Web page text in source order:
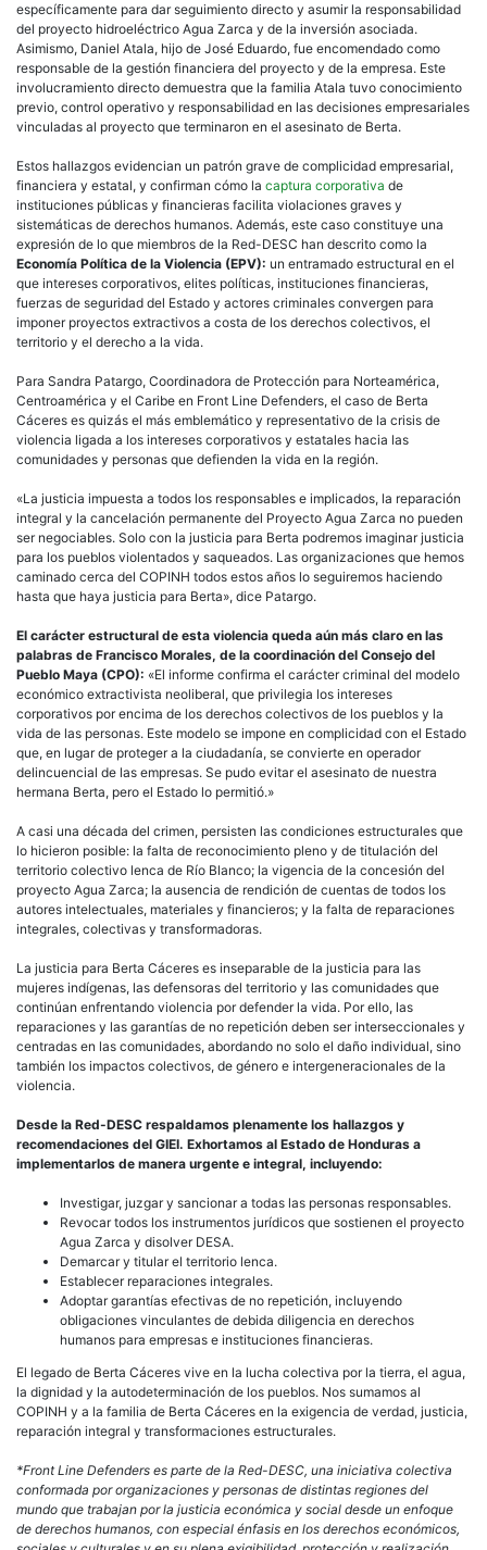
específicamente para dar seguimiento directo y asumir la responsabilidad
del proyecto hidroeléctrico Agua Zarca y de la inversión asociada.
Asimismo, Daniel Atala, hijo de José Eduardo, fue encomendado como
responsable de la gestión financiera del proyecto y de la empresa. Este
involucramiento directo demuestra que la familia Atala tuvo conocimiento
previo, control operativo y responsabilidad en las decisiones empresariales
vinculadas al proyecto que terminaron en el asesinato de Berta.
Estos hallazgos evidencian un patrón grave de complicidad empresarial,
financiera y estatal, y confirman cómo la captura corporativa de
instituciones públicas y financieras facilita violaciones graves y
sistemáticas de derechos humanos. Además, este caso constituye una
expresión de lo que miembros de la Red-DESC han descrito como la
Economía Política de la Violencia (EPV): un entramado estructural en el
que intereses corporativos, elites políticas, instituciones financieras,
fuerzas de seguridad del Estado y actores criminales convergen para
imponer proyectos extractivos a costa de los derechos colectivos, el
territorio y el derecho a la vida.
Para Sandra Patargo, Coordinadora de Protección para Norteamérica,
Centroamérica y el Caribe en Front Line Defenders, el caso de Berta
Cáceres es quizás el más emblemático y representativo de la crisis de
violencia ligada a los intereses corporativos y estatales hacia las
comunidades y personas que defienden la vida en la región.
«La justicia impuesta a todos los responsables e implicados, la reparación
integral y la cancelación permanente del Proyecto Agua Zarca no pueden
ser negociables. Solo con la justicia para Berta podremos imaginar justicia
para los pueblos violentados y saqueados. Las organizaciones que hemos
caminado cerca del COPINH todos estos años lo seguiremos haciendo
hasta que haya justicia para Berta», dice Patargo.
El carácter estructural de esta violencia queda aún más claro en las
palabras de Francisco Morales, de la coordinación del Consejo del
Pueblo Maya (CPO): «El informe confirma el carácter criminal del modelo
económico extractivista neoliberal, que privilegia los intereses
corporativos por encima de los derechos colectivos de los pueblos y la
vida de las personas. Este modelo se impone en complicidad con el Estado
que, en lugar de proteger a la ciudadanía, se convierte en operador
delincuencial de las empresas. Se pudo evitar el asesinato de nuestra
hermana Berta, pero el Estado lo permitió.»
A casi una década del crimen, persisten las condiciones estructurales que
lo hicieron posible: la falta de reconocimiento pleno y de titulación del
territorio colectivo lenca de Río Blanco; la vigencia de la concesión del
proyecto Agua Zarca; la ausencia de rendición de cuentas de todos los
autores intelectuales, materiales y financieros; y la falta de reparaciones
integrales, colectivas y transformadoras.
La justicia para Berta Cáceres es inseparable de la justicia para las
mujeres indígenas, las defensoras del territorio y las comunidades que
continúan enfrentando violencia por defender la vida. Por ello, las
reparaciones y las garantías de no repetición deben ser interseccionales y
centradas en las comunidades, abordando no solo el daño individual, sino
también los impactos colectivos, de género e intergeneracionales de la
violencia.
Desde la Red-DESC respaldamos plenamente los hallazgos y
recomendaciones del GIEI. Exhortamos al Estado de Honduras a
implementarlos de manera urgente e integral, incluyendo:
Investigar, juzgar y sancionar a todas las personas responsables.
Revocar todos los instrumentos jurídicos que sostienen el proyecto
Agua Zarca y disolver DESA.
Demarcar y titular el territorio lenca.
Establecer reparaciones integrales.
Adoptar garantías efectivas de no repetición, incluyendo
obligaciones vinculantes de debida diligencia en derechos
humanos para empresas e instituciones financieras.
El legado de Berta Cáceres vive en la lucha colectiva por la tierra, el agua,
la dignidad y la autodeterminación de los pueblos. Nos sumamos al
COPINH y a la familia de Berta Cáceres en la exigencia de verdad, justicia,
reparación integral y transformaciones estructurales.
*Front Line Defenders es parte de la Red-DESC, una iniciativa colectiva
conformada por organizaciones y personas de distintas regiones del
mundo que trabajan por la justicia económica y social desde un enfoque
de derechos humanos, con especial énfasis en los derechos económicos,